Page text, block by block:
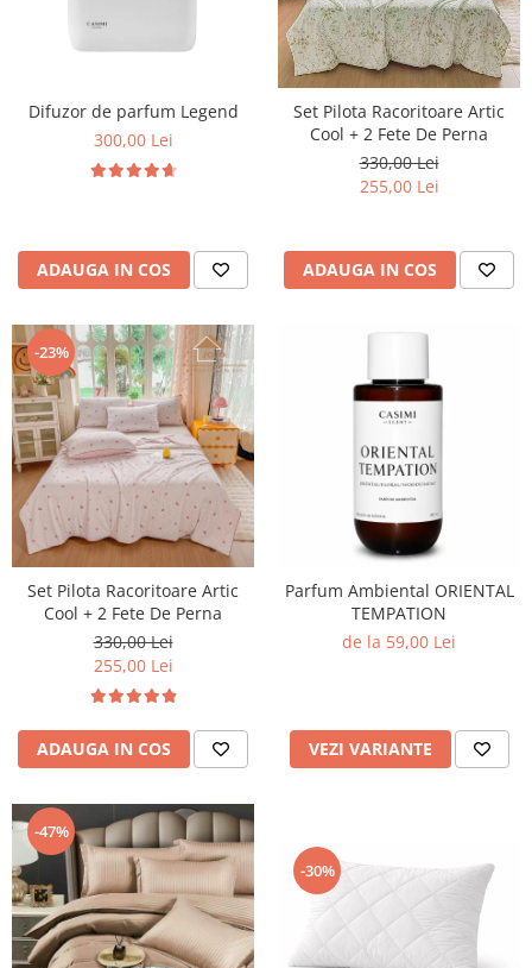
Difuzor de parfum Legend
300,00 Lei
ADAUGA IN COS
Set Pilota Racoritoare Artic
Cool + 2 Fete De Perna
330,00 Lei
255,00 Lei
ADAUGA IN COS
-23%
Set Pilota Racoritoare Artic
Cool + 2 Fete De Perna
330,00 Lei
255,00 Lei
ADAUGA IN COS
Parfum Ambiental ORIENTAL
TEMPATION
de la 59,00 Lei
VEZI VARIANTE
-47%
-30%